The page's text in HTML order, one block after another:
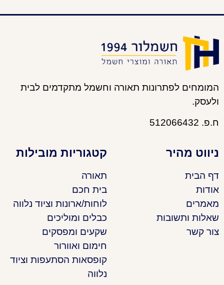
המומחים לפתרונות תאורה וחשמל מתקדמים לבית
ולעסק.
ח.פ. 512066432
ניווט מהיר
דף הבית
אודות
מאמרים
שאלות ותשובות
צור קשר
קטגוריות מובילות
תאורה
בית חכם
לוחות/ארונות וציוד נלווה
כבלים ומוליכים
שקעים ומפסקים
חימום ואוורור
קופסאות הסתעפות וציוד
נלווה